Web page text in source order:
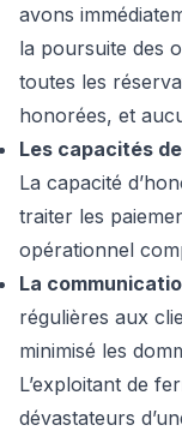
avons
la poursuite des
toutes les
honorées, et
Les capacités
La capacité
traiter les
opérationnel
La
régulières aux
minimisé les
L’exploitant de
dévastateurs